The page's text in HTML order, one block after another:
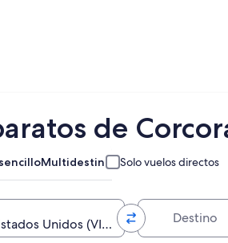
de
Multidestino Solo vuelos directos